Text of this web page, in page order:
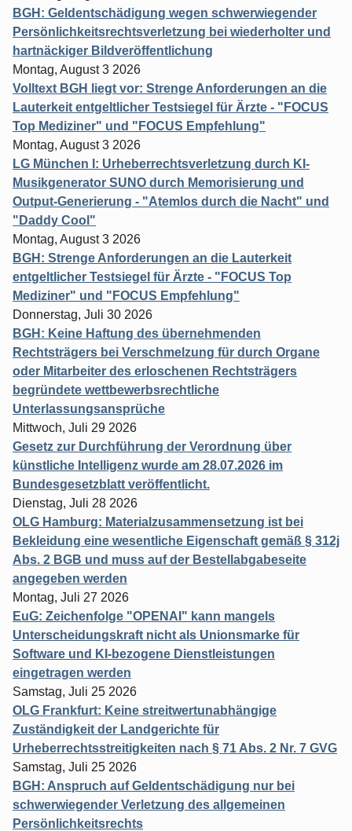
BGH: Geldentschädigung wegen schwerwiegender
Persönlichkeitsrechtsverletzung bei wiederholter und
hartnäckiger Bildveröffentlichung
Montag, August 3 2026
Volltext BGH liegt vor: Strenge Anforderungen an die
Lauterkeit entgeltlicher Testsiegel für Ärzte - "FOCUS
Top Mediziner" und "FOCUS Empfehlung"
Montag, August 3 2026
LG München I: Urheberrechtsverletzung durch KI-
Musikgenerator SUNO durch Memorisierung und
Output-Generierung - "Atemlos durch die Nacht" und
"Daddy Cool"
Montag, August 3 2026
BGH: Strenge Anforderungen an die Lauterkeit
entgeltlicher Testsiegel für Ärzte - "FOCUS Top
Mediziner" und "FOCUS Empfehlung"
Donnerstag, Juli 30 2026
BGH: Keine Haftung des übernehmenden
Rechtsträgers bei Verschmelzung für durch Organe
oder Mitarbeiter des erloschenen Rechtsträgers
begründete wettbewerbsrechtliche
Unterlassungsansprüche
Mittwoch, Juli 29 2026
Gesetz zur Durchführung der Verordnung über
künstliche Intelligenz wurde am 28.07.2026 im
Bundesgesetzblatt veröffentlicht.
Dienstag, Juli 28 2026
OLG Hamburg: Materialzusammensetzung ist bei
Bekleidung eine wesentliche Eigenschaft gemäß § 312j
Abs. 2 BGB und muss auf der Bestellabgabeseite
angegeben werden
Montag, Juli 27 2026
EuG: Zeichenfolge "OPENAI" kann mangels
Unterscheidungskraft nicht als Unionsmarke für
Software und KI-bezogene Dienstleistungen
eingetragen werden
Samstag, Juli 25 2026
OLG Frankfurt: Keine streitwertunabhängige
Zuständigkeit der Landgerichte für
Urheberrechtsstreitigkeiten nach § 71 Abs. 2 Nr. 7 GVG
Samstag, Juli 25 2026
BGH: Anspruch auf Geldentschädigung nur bei
schwerwiegender Verletzung des allgemeinen
Persönlichkeitsrechts